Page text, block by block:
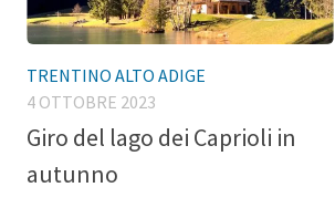
TRENTINO ALTO ADIGE
4 OTTOBRE 2023
Giro del lago dei Caprioli in
autunno